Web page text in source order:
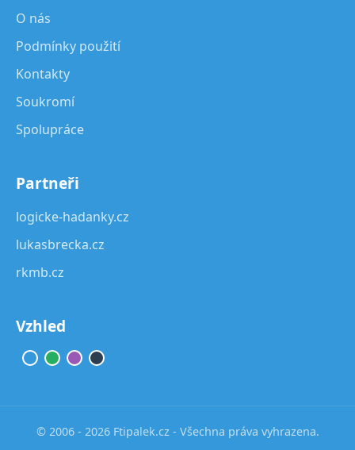
O nás
Podmínky použití
Kontakty
Soukromí
Spolupráce
Partneři
logicke-hadanky.cz
lukasbrecka.cz
rkmb.cz
Vzhled
© 2006 - 2026 Ftipalek.cz - Všechna práva vyhrazena.